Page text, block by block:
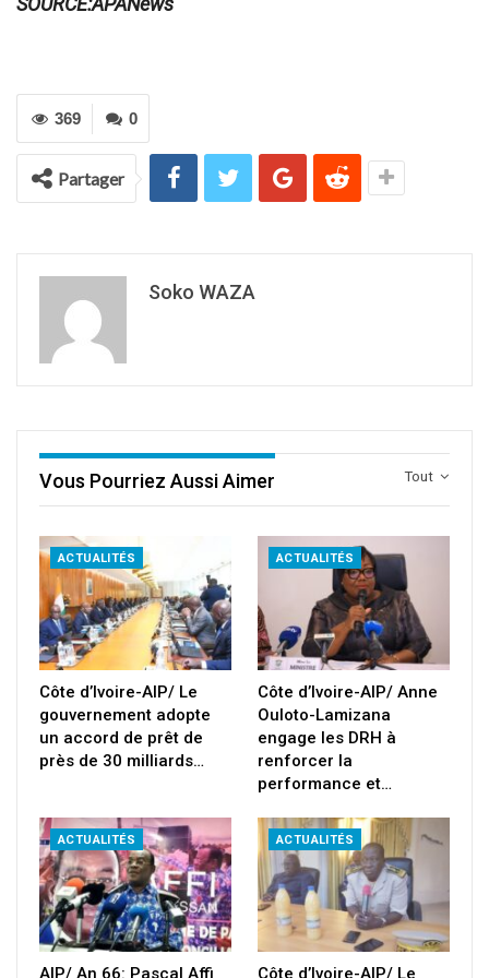
0
369
Partager
Soko WAZA
Tout
Vous Pourriez Aussi Aimer
ACTUALITÉS
Côte d’Ivoire-AIP/ Le
gouvernement adopte
un accord de prêt de
près de 30 milliards…
ACTUALITÉS
Côte d’Ivoire-AIP/ Anne
Ouloto-Lamizana
engage les DRH à
renforcer la
performance et…
ACTUALITÉS
AIP/ An 66: Pascal Affi
ACTUALITÉS
Côte d’Ivoire-AIP/ Le